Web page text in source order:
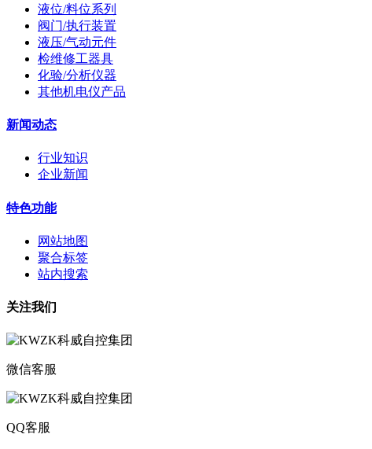
液位/料位系列
阀门/执行装置
液压/气动元件
检维修工器具
化验/分析仪器
其他机电仪产品
新闻动态
行业知识
企业新闻
特色功能
网站地图
聚合标签
站内搜索
关注我们
微信客服
QQ客服